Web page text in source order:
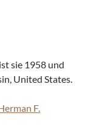
sie 1958 und
United States.
F.